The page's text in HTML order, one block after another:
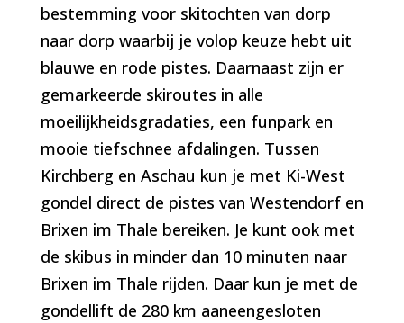
bestemming voor skitochten van dorp
naar dorp waarbij je volop keuze hebt uit
blauwe en rode pistes. Daarnaast zijn er
gemarkeerde skiroutes in alle
moeilijkheidsgradaties, een funpark en
mooie tiefschnee afdalingen. Tussen
Kirchberg en Aschau kun je met Ki-West
gondel direct de pistes van Westendorf en
Brixen im Thale bereiken. Je kunt ook met
de skibus in minder dan 10 minuten naar
Brixen im Thale rijden. Daar kun je met de
gondellift de 280 km aaneengesloten